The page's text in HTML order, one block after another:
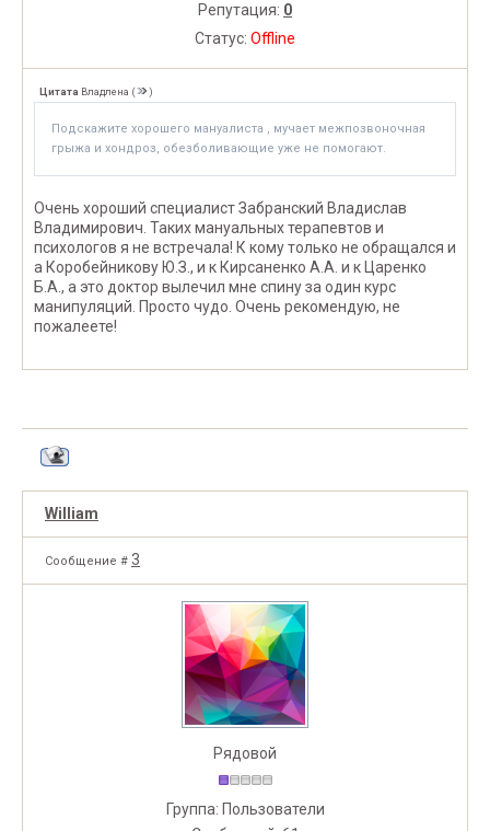
Репутация: 0
Статус: Offline
Цитата Владлена ( )
Подскажите хорошего мануалиста , мучает межпозвоночная
грыжа и хондроз, обезболивающие уже не помогают.
Очень хороший специалист Забранский Владислав
Владимирович. Таких мануальных терапевтов и
психологов я не встречала! К кому только не обращался и
а Коробейникову Ю.З., и к Кирсаненко А.А. и к Царенко
Б.А., а это доктор вылечил мне спину за один курс
манипуляций. Просто чудо. Очень рекомендую, не
пожалеете!
William
Сообщение # 3
Рядовой
Группа: Пользователи